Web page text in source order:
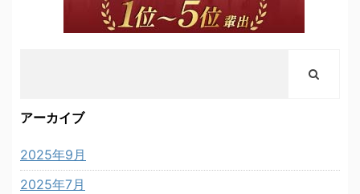
アーカイブ
2025年9月
2025年7月